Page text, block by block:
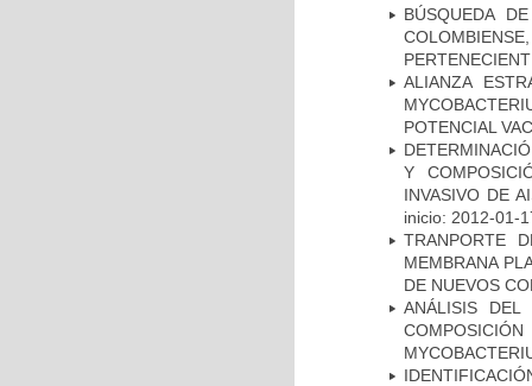
BÚSQUEDA
ALIANZA
POTENCIAL
Y
INVASIVO DE
inicio: 2012-01-
TRANPORTE
MEMBRANA
DE NUEVOS
ANÁLISIS DEL